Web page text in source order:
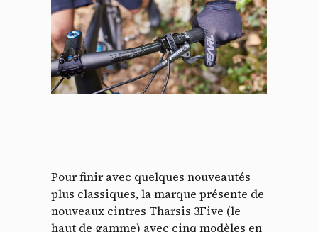
Pour finir avec quelques nouveautés
plus classiques, la marque présente de
nouveaux cintres Tharsis 3Five (le
haut de gamme) avec cinq modèles en